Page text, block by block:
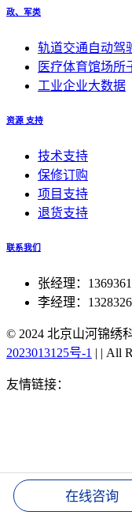
政、军类
轨道交通自动驾
医疗体育馆场所
工业企业大数据
资源 支持
技术支持
保修订购
项目支持
退货支持
联系我们
张经理：
李经理：
© 2024 北京山河锦绣
2023013125号-1 | | All
友情链接：
湖北北斗授时装置
修改
北斗卫星授时 接
在线咨询